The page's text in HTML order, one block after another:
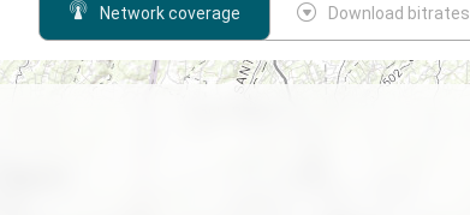
Network coverage Download bitrates